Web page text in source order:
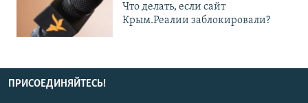
Что делать, если сайт
Крым.Реалии заблокировали?
ПРИСОЕДИНЯЙТЕСЬ!